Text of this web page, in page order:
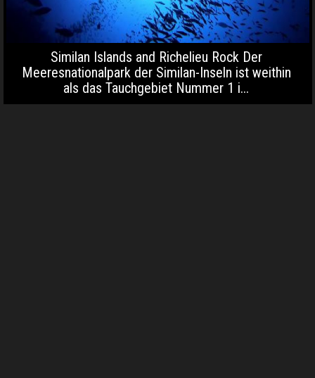
Similan Islands and Richelieu Rock Der
Meeresnationalpark der Similan-Inseln ist weithin
als das Tauchgebiet Nummer 1 i...